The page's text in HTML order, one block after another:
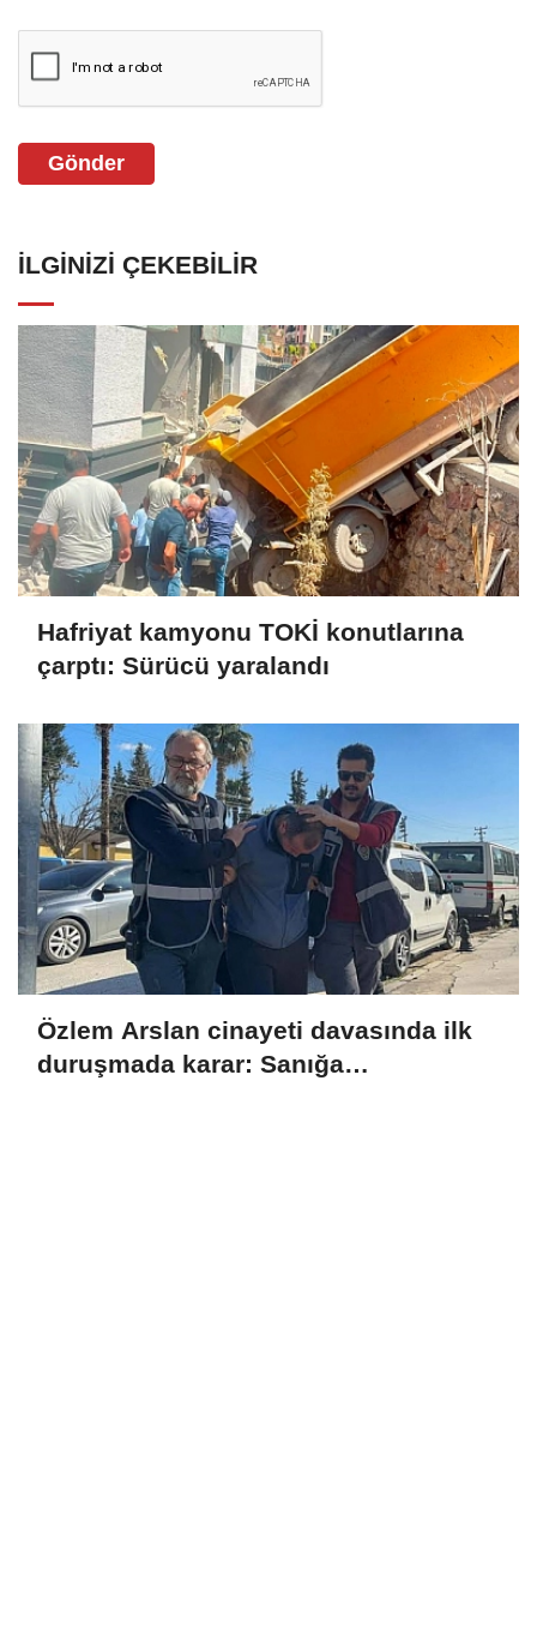
Gönder
İLGINIZI ÇEKEBILIR
Hafriyat kamyonu TOKİ konutlarına
çarptı: Sürücü yaralandı
Özlem Arslan cinayeti davasında ilk
duruşmada karar: Sanığa